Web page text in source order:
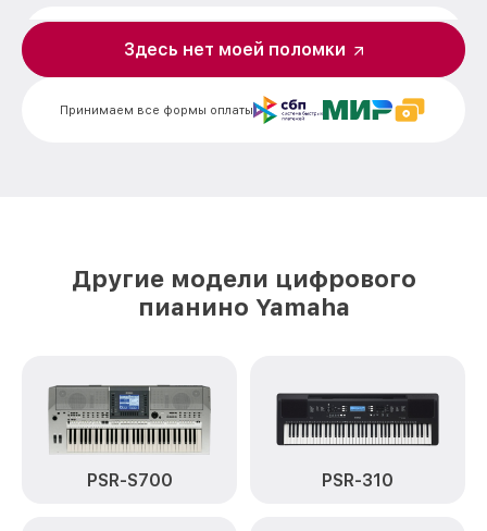
механизма клавиш P-95B Yamaha
Yamaha
от 1800₽
Чистка и профилактика
внутрикорпусная P-95B Yamaha
Восстановление после попадания влаги
P-95B Yamaha
от 1800₽
Yamaha
от 1200₽
Принимаем все формы оплаты
Здесь нет моей поломки
Другие модели цифрового
пианино Yamaha
PSR-S700 PSR-310